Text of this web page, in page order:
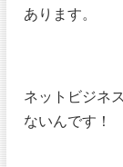
あります。
ネットビジネ
ないんです！